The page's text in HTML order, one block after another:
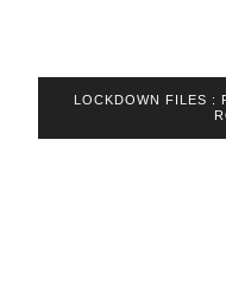
LOCKDOWN FILES :